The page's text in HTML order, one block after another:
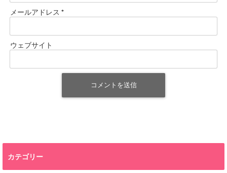
メールアドレス *
ウェブサイト
カテゴリー